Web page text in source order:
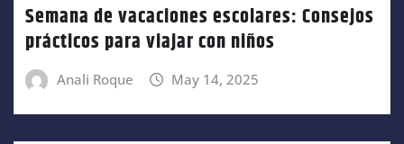
Semana de vacaciones escolares: Consejos
prácticos para viajar con niños
Anali Roque May 14, 2025